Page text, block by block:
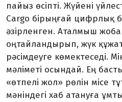
пайыз өсіпті. Жүйені
Cargo бірыңғай цифрлық
әзірленген. Аталмыш
оңтайландырып, жүк
рәсімдеуге көмектеседі.
мәліметі осындай. Ең
«өтпелі жол» рөлін місе
мәніндегі хаб атануға